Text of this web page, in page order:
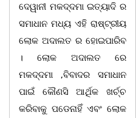
ଦେୱାନୀ ମକଦ୍ଦମା ଇତ୍ୟାଦି ର
ସମାଧାନ ମଧ୍ୟ ଏହି ରାଷ୍ଟ୍ରୀୟ
ଲୋକ ଅଦାଲତ ର ହୋଇପାରିବ
। ଲୋକ ଅଦାଲତ ରେ
ମକଦ୍ଦମା ,ବିବାଦର ସମାଧାନ
ପାଇଁ କୌଣସି ଆର୍ଥିକ ଖର୍ଚ୍ଚ
କରିବାକୁ ପଡେନାହିଁ ଏବଂ ଲୋକ